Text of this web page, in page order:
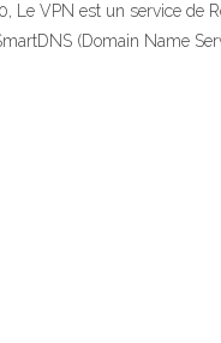
Le VPN est un service
(Domain Name